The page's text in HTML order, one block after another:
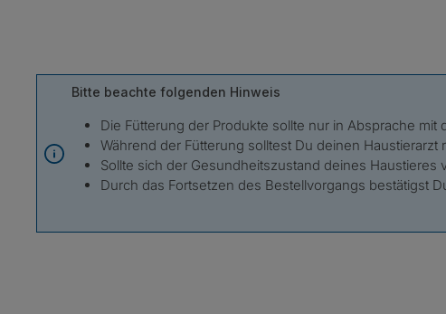
Bitte beachte folgenden Hinweis
Die Fütterung der Produkte sollte nur in Absprache mit
Während der Fütterung solltest Du deinen
Sollte sich der Gesundheitszustand deines
Durch das Fortsetzen des Bestellvorgangs bestätigst